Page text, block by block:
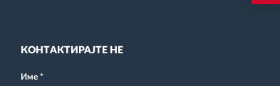
КОНТАКТИРАЈТЕ НЕ
Име *